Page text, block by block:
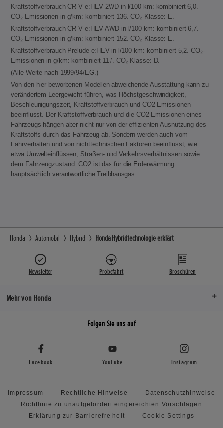
Kraftstoffverbrauch CR-V e:HEV 2WD in l/100 km: kombiniert 6,0.
CO₂-Emissionen in g/km: kombiniert 136. CO₂-Klasse: E.
Kraftstoffverbrauch CR-V e:HEV AWD in l/100 km: kombiniert 6,7.
CO₂-Emissionen in g/km: kombiniert 152. CO₂-Klasse: E.
Kraftstoffverbrauch Prelude e:HEV in l/100 km: kombiniert 5,2. CO₂-
Emissionen in g/km: kombiniert 117. CO₂-Klasse: D.
(Alle Werte nach 1999/94/EG.)
Von den hier beworbenen Modellen abweichende Ausstattung kann zu
verändertem Leergewicht führen, was Höchstgeschwindigkeit,
Beschleunigungszeit, Kraftstoffverbrauch und CO2-Emissionen
beeinflusst. Der Kraftstoffverbrauch und die CO2-Emissionen eines
Fahrzeugs hängen aber nicht nur von der effizienten Ausnutzung des
Kraftstoffs durch das Fahrzeug ab. Sondern werden auch vom
Fahrverhalten und von nichttechnischen Faktoren beeinflusst, wie
etwa Umwelteinflüssen, Straßen- und Verkehrsverhältnissen sowie
dem Fahrzeugzustand. CO2 ist das für die Erderwärmung
hauptsächlich verantwortliche Treibhausgas.
Honda Automobil Hybrid Honda Hybridtechnologie erklärt
Newsletter Probefahrt Broschüren
Mehr von Honda
Folgen Sie uns auf
Facebook YouTube Instagram
Impressum Rechtliche Hinweise
Datenschutzhinweise
Richtlinie zu unaufgefordert eingereichten Vorschlägen
Erklärung zur Barrierefreiheit
Cookie Settings